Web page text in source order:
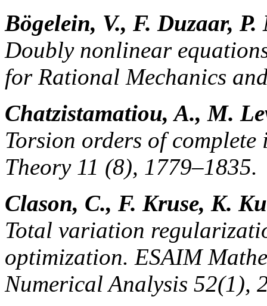
Bögelein, V., F. Duzaar,
Doubly nonlinear
for Rational Mechanics
Chatzistamatiou, A., M.
Torsion orders of
Theory 11 (8), 1779–1835.
Clason, C., F. Kruse, K.
Total variation
optimization. ESAIM
Numerical Analysis 52(1),